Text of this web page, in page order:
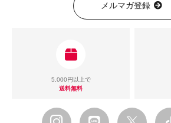
メルマガ登録
5,000円以上で
送料無料